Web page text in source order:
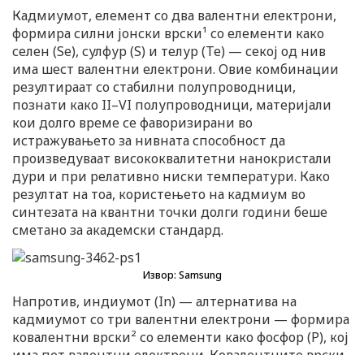
Кадмиумот, елемент со два валентни електрони,
формира силни јонски врски¹ со елементи како
селен (Se), сулфур (S) и телур (Te) — секој од нив
има шест валентни електрони. Овие комбинации
резултираат со стабилни полупроводници,
познати како II–VI полупроводници, материјали
кои долго време се фаворизирани во
истражувањето за нивната способност да
произведуваат висококвалитетни нанокристали
дури и при релативно ниски температури. Како
резултат на тоа, користењето на кадмиум во
синтезата на квантни точки долги години беше
сметано за академски стандард.
Извор: Samsung
Напротив, индиумот (In) — алтернатива на
кадмиумот со три валентни електрони — формира
ковалентни врски² со елементи како фосфор (P), кој